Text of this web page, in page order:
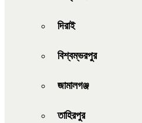
দিরাই
বিশ্বম্ভরপুর
জামালগঞ্জ
তাহিরপুর